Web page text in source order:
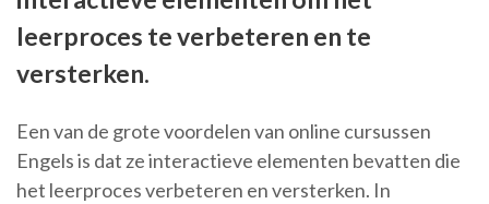
leerproces te verbeteren en te
versterken.
Een van de grote voordelen van online cursussen
Engels is dat ze interactieve elementen bevatten die
het leerproces verbeteren en versterken. In